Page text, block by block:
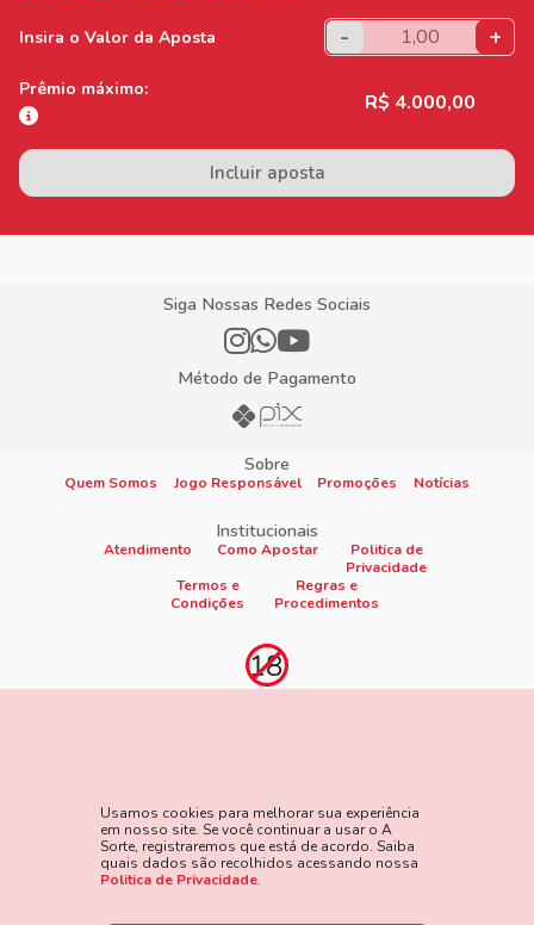
Insira o Valor da Aposta - +
Prêmio máximo:
R$ 4.000,00
Incluir aposta
Usamos cookies para melhorar sua experiência
em nosso site. Se você continuar a usar o A
Sorte, registraremos que está de acordo. Saiba
quais dados são recolhidos acessando nossa
Politica de Privacidade.
Siga Nossas Redes Sociais
Método de Pagamento
Sobre
Quem Somos Jogo Responsável Promoções Notícias
Institucionais
Atendimento Como Apostar
Politica de
Privacidade
Termos e
Condições
Regras e
Procedimentos
perdas financeiras e em excesso podem causar riscos à saúde.
Veja nossa página de Jogo Responsável para mais detalhes e
as ferramentas disponíveis. Jogue com responsabilidade:
www.gamblersanonymous.orgAcesse aqui os Termos e
Condições do site.